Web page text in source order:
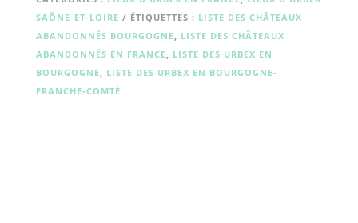
SAÔNE-ET-LOIRE
ÉTIQUETTES : LISTE DES CHÂTEAUX
ABANDONNÉS BOURGOGNE, LISTE DES CHÂTEAUX
ABANDONNÉS EN FRANCE, LISTE DES URBEX EN
BOURGOGNE, LISTE DES URBEX EN BOURGOGNE-
FRANCHE-COMTÉ